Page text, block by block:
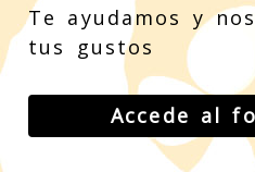
Te ayudamos y
tus gustos
Accede al